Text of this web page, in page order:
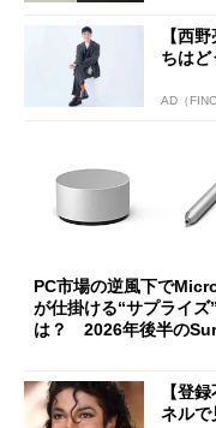
【西
ちはど
AD（
PC市場の逆風下で
が仕掛ける“サプライズ
は？ 2026年後半の
【登
ネルで